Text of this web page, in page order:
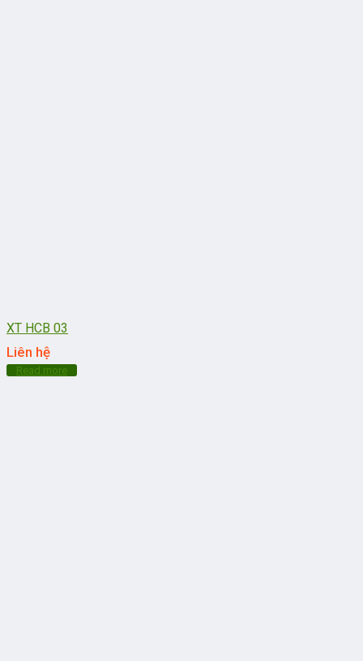
XT HCB 03
Liên hệ
Read more